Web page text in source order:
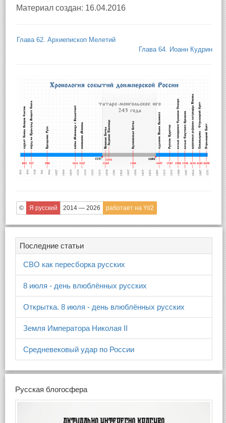
Материал создан: 16.04.2016
Глава 62. Архиепископ Мелетий
Глава 64. Иоанн Кудрин
© Я русский 2014 — 2026 работает на Yii2
Последние статьи
СВО как пересборка русских
8 июля - день влюблённых русских
Открытка. 8 июля - день влюблённых русских
Земля Императора Николая II
Средневековый удар по России
Русская блогосфера